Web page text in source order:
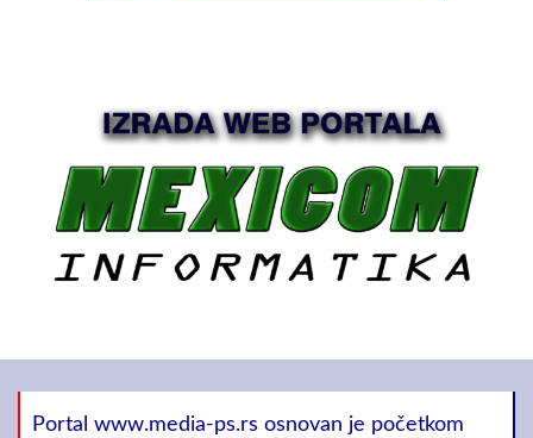
Portal www.media-ps.rs osnovan je početkom